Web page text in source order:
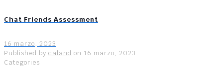
Chat Friends Assessment
16 marzo, 2023
Published by caland on 16 marzo, 2023
Categories